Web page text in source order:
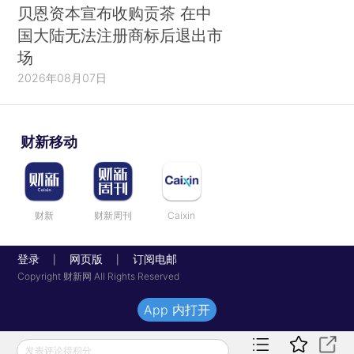
贝恩资本宣布收购贡茶 在中
国大陆无法注册商标后退出市
场
2026年08月07日
财新移动
财新 财新周刊 Caixin
登录 网页版 订阅电邮
Copyright 财新网 All Rights Reserved
发表评论得积分
App 内打开